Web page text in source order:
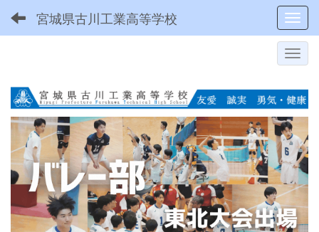
宮城県古川工業高等学校